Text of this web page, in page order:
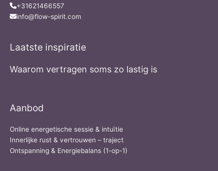
+31621466557
info@flow-spirit.com
Laatste inspiratie
Waarom vertragen soms zo lastig is
Aanbod
Online energetische sessie & intuïtie
Innerlijke rust & vertrouwen – traject
Ontspanning & Energiebalans (1-op-1)